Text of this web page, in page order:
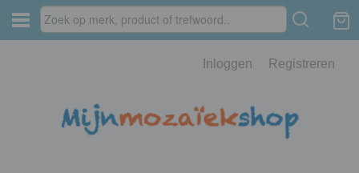
Inloggen Registreren